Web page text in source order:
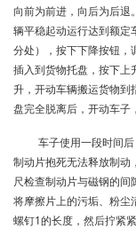
向前为前进，向后为后退
辆平稳起动运行达到额定
分处），按下下降按钮，
插入到货物托盘，按下
升，开动车辆搬运货物到
盘完全脱离后，开动车子
车子使用一段时间
制动片抱死无法释放制动
尺检查制动片与磁钢的
将摩擦片上的污垢、粉尘
螺钉1的长度，然后拧紧